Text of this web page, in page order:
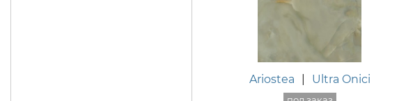
Ariostea Ultra Onici